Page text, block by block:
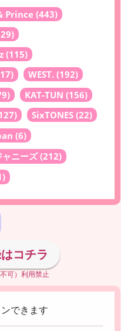
Prince (443)
(115)
WEST. (192)
KAT-TUN (156)
SixTONES (22)
(6)
ャニーズ(212)
コチラ
可）利用禁止
できます